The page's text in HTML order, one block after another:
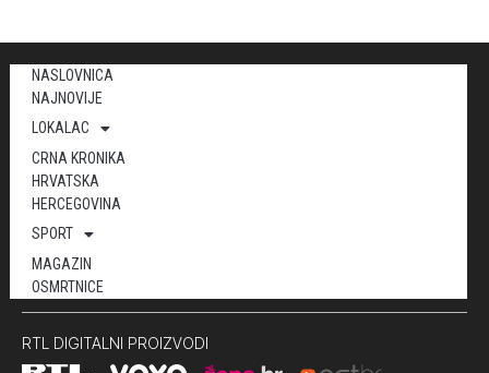
NASLOVNICA
NAJNOVIJE
LOKALAC
CRNA KRONIKA
HRVATSKA
HERCEGOVINA
SPORT
MAGAZIN
OSMRTNICE
RTL DIGITALNI PROIZVODI